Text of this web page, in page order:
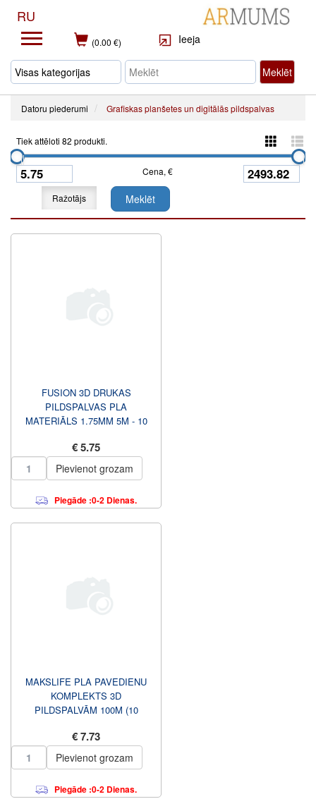
RU
(0.00 €) Ieeja
Meklēt
Datoru piederumi Grafiskas planšetes un digitālās pildspalvas
Tiek attēloti 82 produkti.
Cena, €
Ražotājs Meklēt
FUSION 3D DRUKAS
PILDSPALVAS PLA
MATERIĀLS 1.75MM 5M - 10
€ 5.75
Pievienot grozam
Piegāde :0-2 Dienas.
MAKSLIFE PLA PAVEDIENU
KOMPLEKTS 3D
PILDSPALVĀM 100M (10
€ 7.73
Pievienot grozam
Piegāde :0-2 Dienas.